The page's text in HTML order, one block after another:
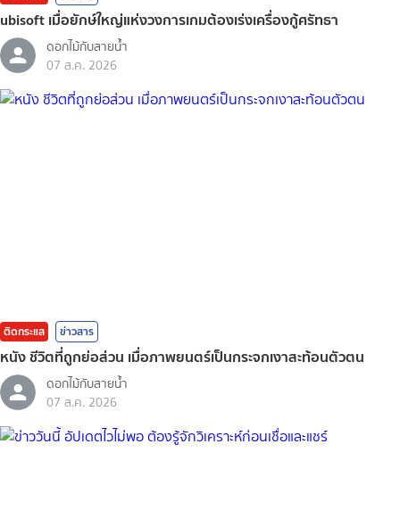
ubisoft เมื่อยักษ์ใหญ่แห่งวงการเกมต้องเร่งเครื่องกู้ศรัทธา
ดอกไม้กับสายน้ำ
07 ส.ค. 2026
ติดกระแส ข่าวสาร
หนัง ชีวิตที่ถูกย่อส่วน เมื่อภาพยนตร์เป็นกระจกเงาสะท้อนตัวตน
ดอกไม้กับสายน้ำ
07 ส.ค. 2026